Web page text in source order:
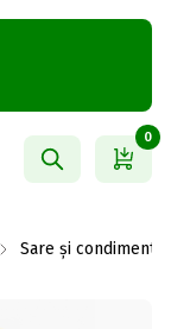
0
Sare și condimente